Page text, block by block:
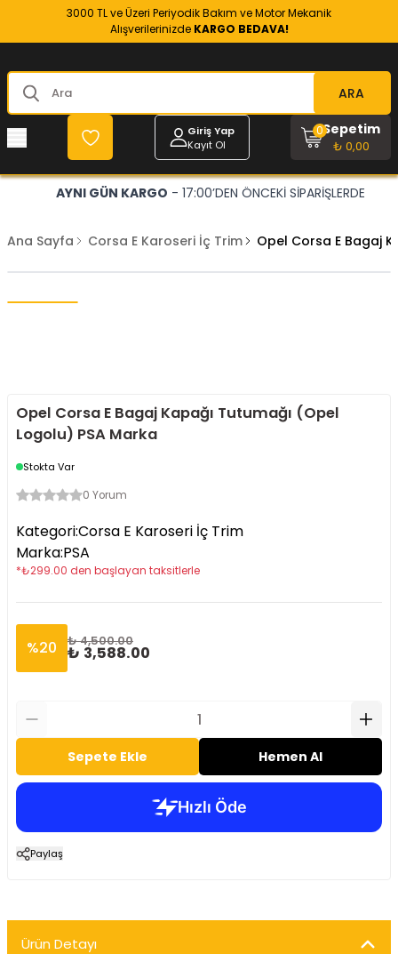
3000 TL ve Üzeri Periyodik Bakım ve Motor Mekanik
Alışverilerinizde KARGO BEDAVA!
ARA
Giriş Yap
Kayıt Ol
Sepetim
₺ 0,00
0
AYNI GÜN KARGO - 17:00’DEN ÖNCEKİ SİPARİŞLERDE
Ana Sayfa Corsa E Karoseri İç Trim Opel Corsa E Bagaj
Opel Corsa E Bagaj Kapağı Tutumağı (Opel
Logolu) PSA Marka
Stokta Var
0 Yorum
Kategori:Corsa E Karoseri İç Trim
Marka:PSA
*₺299.00 den başlayan taksitlerle
%20 ₺ 4,500.00
₺ 3,588.00
Sepete Ekle Hemen Al
Paylaş
Ürün Detayı